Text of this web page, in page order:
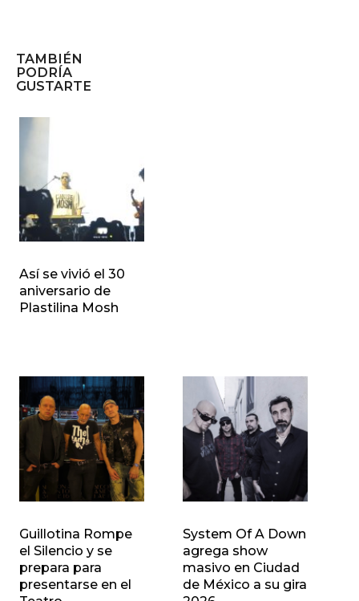
TAMBIÉN
PODRÍA
GUSTARTE
Así se vivió el 30
aniversario de
Plastilina Mosh
Guillotina Rompe
el Silencio y se
prepara para
presentarse en el
System Of A Down
agrega show
masivo en Ciudad
de México a su gira